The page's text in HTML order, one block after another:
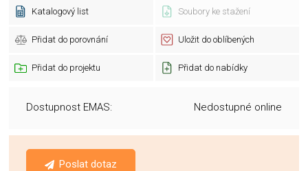
Katalogový list Soubory ke stažení
Přidat do porovnání Uložit do oblíbených
Přidat do projektu Přidat do nabídky
Dostupnost EMAS: Nedostupné online
Poslat dotaz